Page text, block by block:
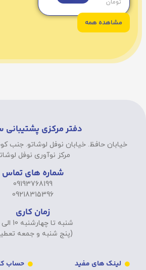
تومان
مشاهده همه
دفتر مرکزی پشتیبانی
مرکز نوآوری نوفل
شماره های تماس
09193768199
09218315396
زمان کاری
شنبه تا چهارشنبه 10 الی 18
(پنج شنبه و جمعه
لینک های مفید حساب